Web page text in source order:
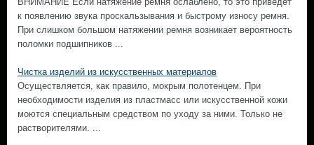
к появлению звука проскальзывания и быстрому износу ремня.
При слишком большом натяжении ремня возникает вероятность
поломки подшипников ...
Чистка изделий из искусственных материалов
Осуществляется, как правило, мокрым полотенцем. При
необходимости изделия из пластмасс или искусственной кожи
моются специальным средством по уходу за ними. Только не
растворителями. ...